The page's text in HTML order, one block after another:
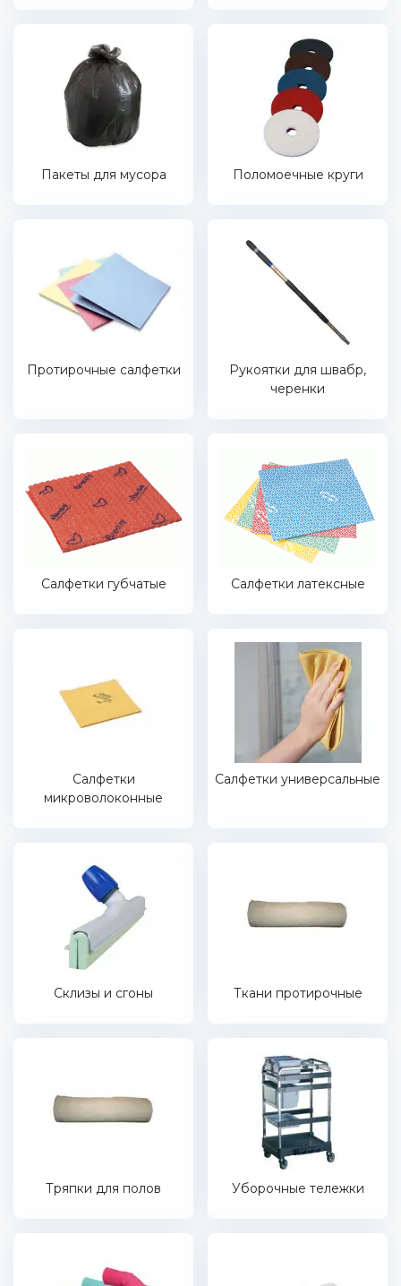
Пакеты для мусора Поломоечные круги
Протирочные салфетки
Рукоятки для швабр,
черенки
Салфетки губчатые Салфетки латексные
Салфетки
микроволоконные
Салфетки универсальные
Склизы и сгоны Ткани протирочные
Тряпки для полов Уборочные тележки